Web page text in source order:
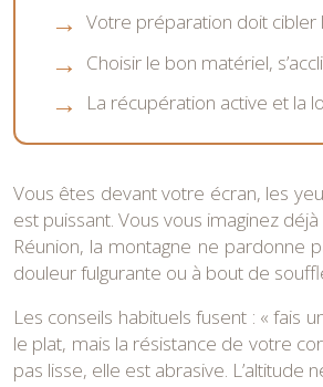
Votre préparation doit cibler
Choisir le bon matériel,
La récupération active et la
Vous êtes devant votre écran, les
est puissant. Vous vous imaginez
Réunion, la montagne ne pardonne
douleur fulgurante ou à bout de
Les conseils habituels fusent : « fais
le plat, mais la résistance de votre
pas lisse, elle est abrasive. L’altitude